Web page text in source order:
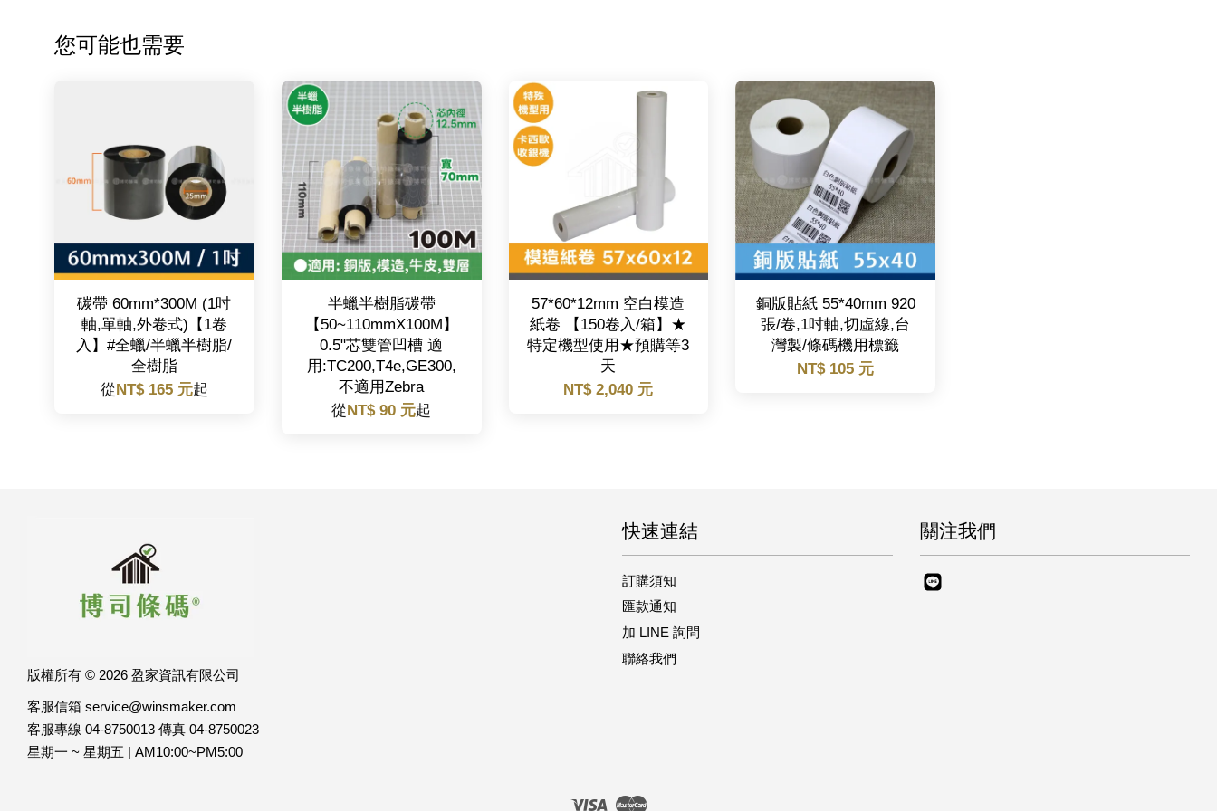
您可能也需要
碳帶 60mm*300M (1吋
軸,單軸,外卷式)【1卷
入】#全蠟/半蠟半樹脂/
全樹脂
從NT$ 165 元起
半蠟半樹脂碳帶
【50~110mmX100M】
0.5"芯雙管凹槽 適
用:TC200,T4e,GE300,
不適用Zebra
從NT$ 90 元起
57*60*12mm 空白模造
紙卷 【150卷入/箱】★
特定機型使用★預購等3
天
NT$ 2,040 元
銅版貼紙 55*40mm 920
張/卷,1吋軸,切虛線,台
灣製/條碼機用標籤
NT$ 105 元
版權所有 © 2026 盈家資訊有限公司
快速連結
訂購須知
匯款通知
加 LINE 詢問
聯絡我們
關注我們
客服信箱 service@winsmaker.com
客服專線 04-8750013 傳真 04-8750023
星期一 ~ 星期五 | AM10:00~PM5:00
Visa Master